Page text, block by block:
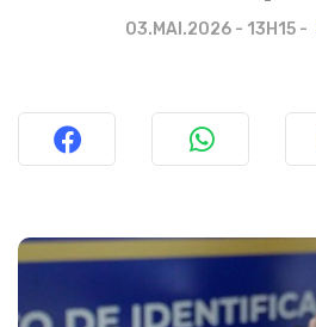
03.MAI.2026 - 13H15